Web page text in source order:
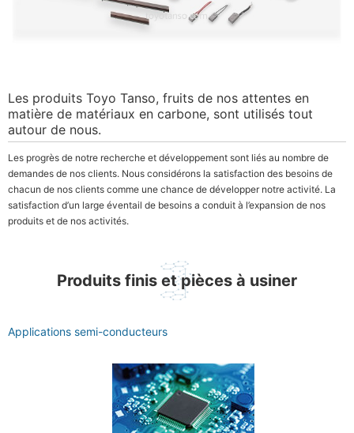
Les produits Toyo Tanso, fruits de nos attentes en
matière de matériaux en carbone, sont utilisés tout
autour de nous.
Les progrès de notre recherche et développement sont liés au nombre de
demandes de nos clients. Nous considérons la satisfaction des besoins de
chacun de nos clients comme une chance de développer notre activité. La
satisfaction d’un large éventail de besoins a conduit à l’expansion de nos
produits et de nos activités.
Produits finis et pièces à usiner
Applications semi-conducteurs